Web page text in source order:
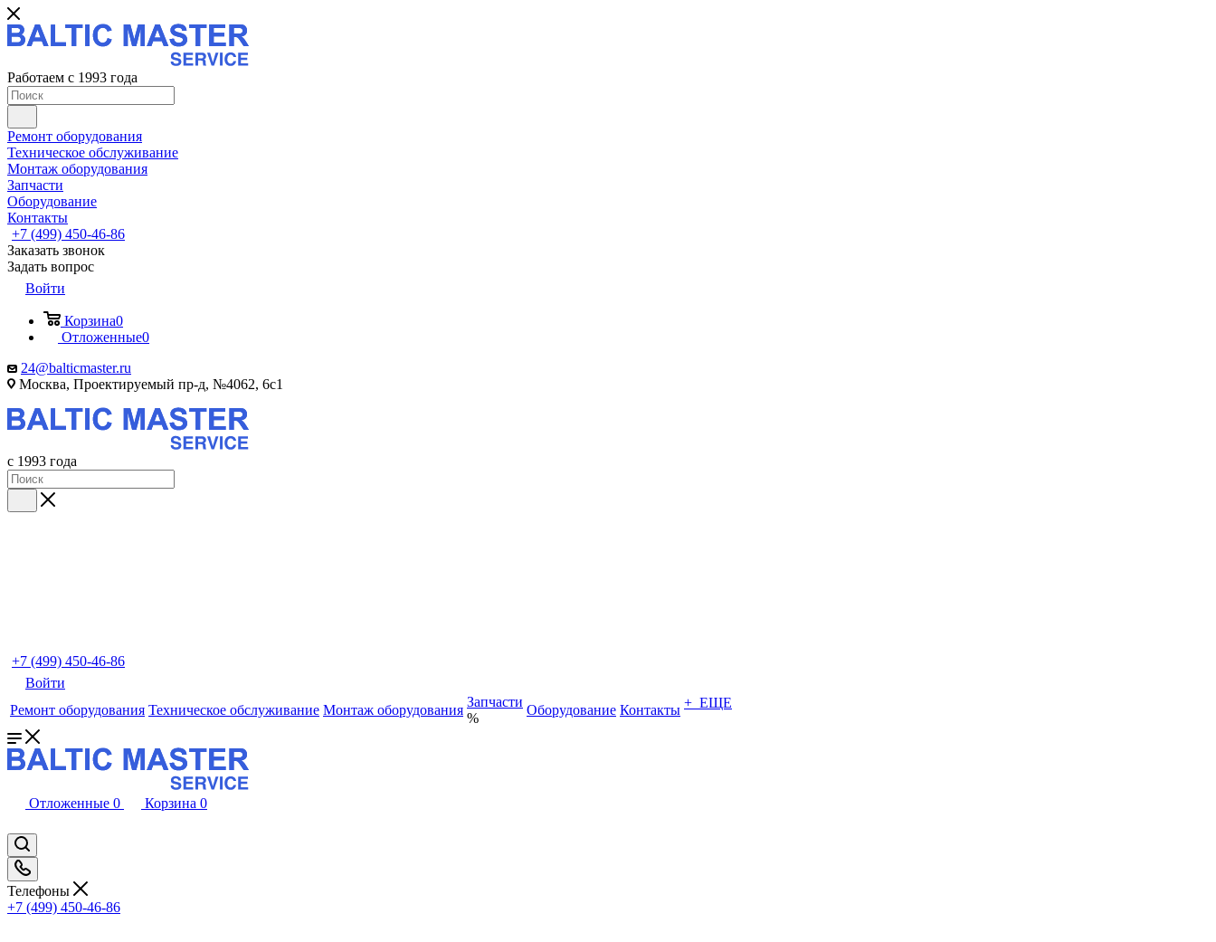
Работаем с 1993 года
Ремонт оборудования
Техническое обслуживание
Монтаж оборудования
Запчасти
Оборудование
Контакты
+7 (499) 450-46-86
Заказать звонок
Задать вопрос
Войти
Корзина0
Отложенные0
24@balticmaster.ru
Москва, Проектируемый пр-д, №4062, 6с1
с 1993 года
+7 (499) 450-46-86
Войти
Ремонт оборудования Техническое обслуживание Монтаж оборудования
Запчасти
%
Оборудование Контакты + ЕЩЕ
Отложенные 0 Корзина 0
Телефоны
+7 (499) 450-46-86